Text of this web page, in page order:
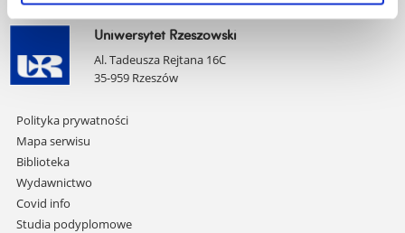
Uniwersytet Rzeszowski
Al. Tadeusza Rejtana 16C
35-959 Rzeszów
Pomiń
nawigację
i
przejdź
do
treści
Polityka prywatności
Mapa serwisu
Biblioteka
Wydawnictwo
Covid info
Studia podyplomowe